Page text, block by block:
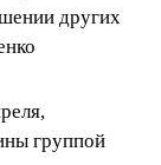
других
группой